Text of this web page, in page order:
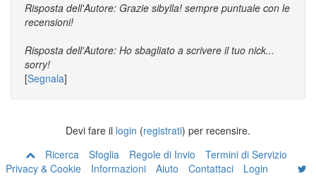
Risposta dell'Autore: Grazie sibylla! sempre puntuale con le
recensioni!
Risposta dell'Autore: Ho sbagliato a scrivere il tuo nick...
sorry!
[Segnala]
Devi fare il login (registrati) per recensire.
Ricerca
Sfoglia Regole di Invio
Termini di Servizio
Privacy & Cookie
Informazioni Aiuto Contattaci Login